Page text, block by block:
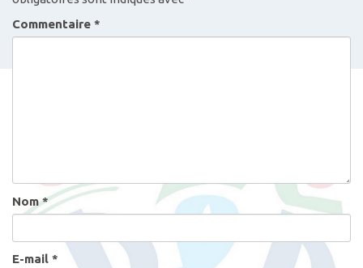
Commentaire *
Nom*
E-mail *